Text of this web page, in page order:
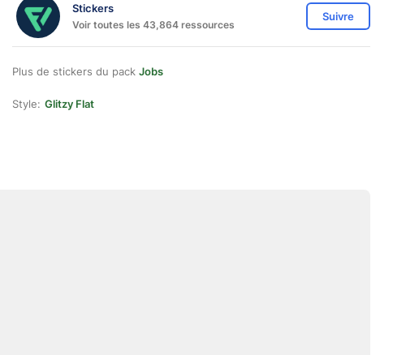
Stickers
Voir toutes les 43,864 ressources
Suivre
Plus de stickers du pack Jobs
Style: Glitzy Flat